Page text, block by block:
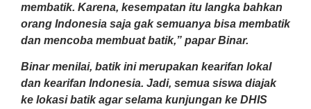
membatik. Karena, kesempatan itu langka bahkan
orang Indonesia saja gak semuanya bisa membatik
dan mencoba membuat batik,” papar Binar.
Binar menilai, batik ini merupakan kearifan lokal
dan kearifan Indonesia. Jadi, semua siswa diajak
ke lokasi batik agar selama kunjungan ke DHIS